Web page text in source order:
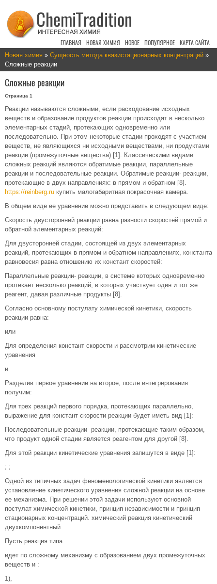
ГЛАВНАЯ НОВАЯ ХИМИЯ НОВОЕ ПОПУЛЯРНОЕ КАРТА САЙТА
Новая химия » Сущность метода квазистационарных концентраций »
Сложные реакции
Сложные реакции
Страница 1
Реакции называются сложными, если расходование исходных
веществ и образование продуктов реакции происходят в несколько
элементарных стадий, протекающих одновременно или
последовательно. При этом некоторые стадии проходят с участием
веществ, не являющихся ни исходными веществами, ни продуктами
реакции (промежуточные вещества) [1]. Классическими видами
сложных реакций являются обратимые реакции, параллельные
реакции и последовательные реакции. Обратимые реакции- реакции,
протекающие в двух направлениях: в прямом и обратном [8].
https://reinberg.ru купить малогабаритная покрасочная камера.
В общем виде ее уравнение можно представить в следующем виде:
Скорость двусторонней реакции равна разности скоростей прямой и
обратной элементарных реакций:
Для двусторонней стадии, состоящей из двух элементарных
реакций, протекающих в прямом и обратном направлениях, константа
равновесия равна отношению их констант скоростей:
Параллельные реакции- реакции, в системе которых одновременно
протекает несколько реакций, в которых участвует один и тот же
реагент, давая различные продукты [8].
Согласно основному постулату химической кинетики, скорость
реакции равна:
или
Для определения констант скорости и рассмотрим кинетические
уравнения
и
Разделив первое уравнение на второе, после интегрирования
получим:
Для трех реакций первого порядка, протекающих параллельно,
выражение для констант скорости реакции будет иметь вид [1]:
Последовательные реакции- реакции, протекающие таким образом,
что продукт одной стадии является реагентом для другой [8].
Для этой реакции кинетические уравнения запишутся в виде [1]:
; ;
Одной из типичных задач феноменологической кинетики является
установление кинетического уравнения сложной реакции на основе
ее механизма. При решении этой задачи используют основной
постулат химической кинетики, принцип независимости и принцип
стационарных концентраций. химический реакция кинетический
двухкомпонентный
Пусть реакция типа
идет по сложному механизму с образованием двух промежуточных
веществ и :
1),